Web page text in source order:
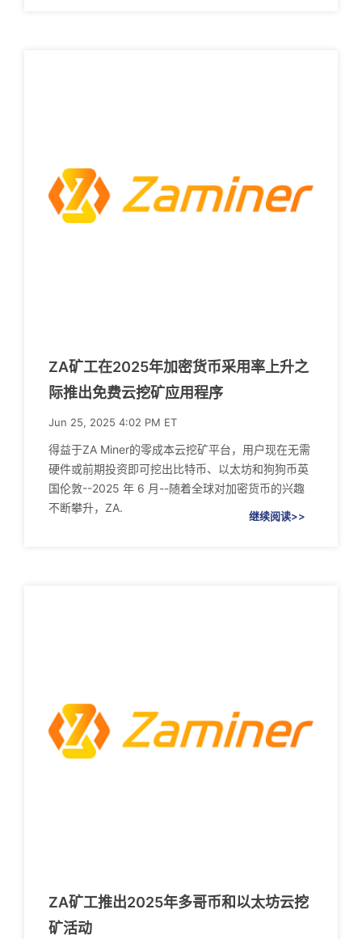
ZA矿工在2025年加密货币采用率上升之
际推出免费云挖矿应用程序
Jun 25, 2025 4:02 PM ET
得益于ZA Miner的零成本云挖矿平台，用户现在无需
硬件或前期投资即可挖出比特币、以太坊和狗狗币英
国伦敦--2025 年 6 月--随着全球对加密货币的兴趣
不断攀升，ZA.
继续阅读>>
ZA矿工推出2025年多哥币和以太坊云挖
矿活动